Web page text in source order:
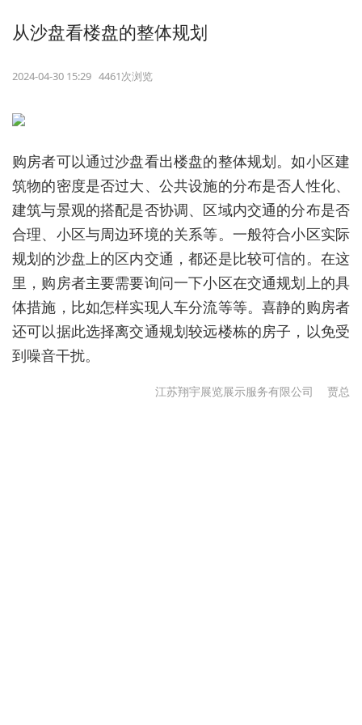
从沙盘看楼盘的整体规划
2024-04-30 15:29 4461次浏览
购房者可以通过沙盘看出楼盘的整体规划。如小区建
筑物的密度是否过大、公共设施的分布是否人性化、
建筑与景观的搭配是否协调、区域内交通的分布是否
合理、小区与周边环境的关系等。一般符合小区实际
规划的沙盘上的区内交通，都还是比较可信的。在这
里，购房者主要需要询问一下小区在交通规划上的具
体措施，比如怎样实现人车分流等等。喜静的购房者
还可以据此选择离交通规划较远楼栋的房子，以免受
到噪音干扰。
江苏翔宇展览展示服务有限公司 贾总